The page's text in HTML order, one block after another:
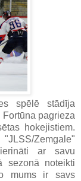
spēlē stādīja
pagrieza
hokejistiem.
Zemgale"
ar savu
sezonā noteikti
mums ir savs